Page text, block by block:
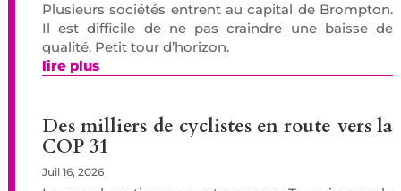
Plusieurs sociétés entrent au capital de Brompton.
Il est difficile de ne pas craindre une baisse de
qualité. Petit tour d’horizon.
lire plus
Des milliers de cyclistes en route vers la
COP 31
Juil 16, 2026